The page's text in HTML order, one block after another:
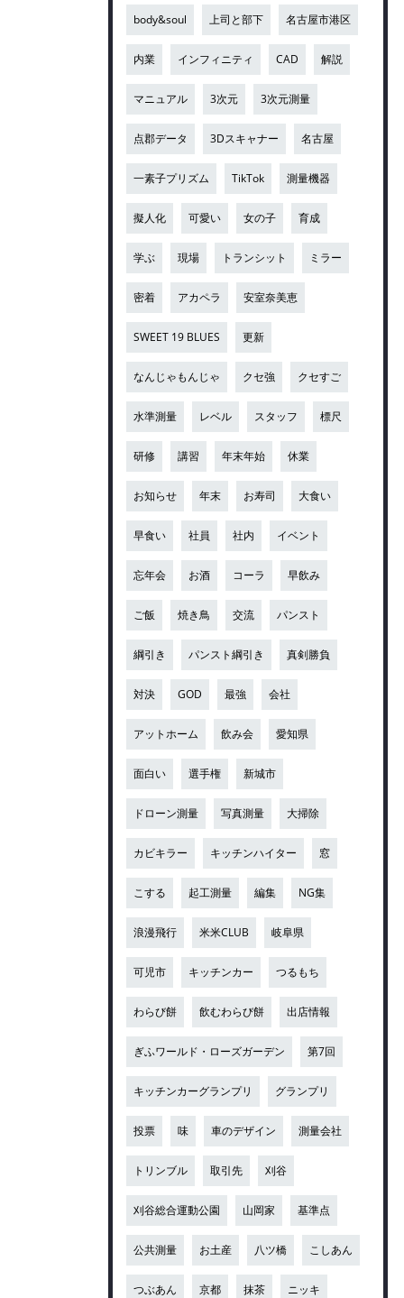
body&soul 上司と部下 名古屋市港区
内業 インフィニティ CAD 解説
マニュアル 3次元 3次元測量
点郡データ 3Dスキャナー 名古屋
一素子プリズム TikTok 測量機器
擬人化 可愛い 女の子 育成
学ぶ 現場 トランシット ミラー
密着 アカペラ 安室奈美恵
SWEET 19 BLUES 更新
なんじゃもんじゃ クセ強 クセすご
水準測量 レベル スタッフ 標尺
研修 講習 年末年始 休業
お知らせ 年末 お寿司 大食い
早食い 社員 社内 イベント
忘年会 お酒 コーラ 早飲み
ご飯 焼き鳥 交流 パンスト
綱引き パンスト綱引き 真剣勝負
対決 GOD 最強 会社
アットホーム 飲み会 愛知県
面白い 選手権 新城市
ドローン測量 写真測量 大掃除
カビキラー キッチンハイター 窓
こする 起工測量 編集 NG集
浪漫飛行 米米CLUB 岐阜県
可児市 キッチンカー つるもち
わらび餅 飲むわらび餅 出店情報
ぎふワールド・ローズガーデン 第7回
キッチンカーグランプリ グランプリ
投票 味 車のデザイン 測量会社
トリンブル 取引先 刈谷
刈谷総合運動公園 山岡家 基準点
公共測量 お土産 八ツ橋 こしあん
つぶあん 京都 抹茶 ニッキ